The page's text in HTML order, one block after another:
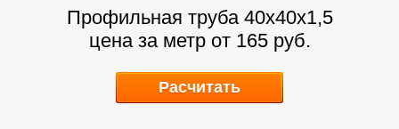
Профильная труба 40х40х1,5
цена за метр от 165 руб.
Расчитать